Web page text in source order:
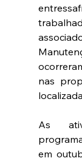
nas
As
em